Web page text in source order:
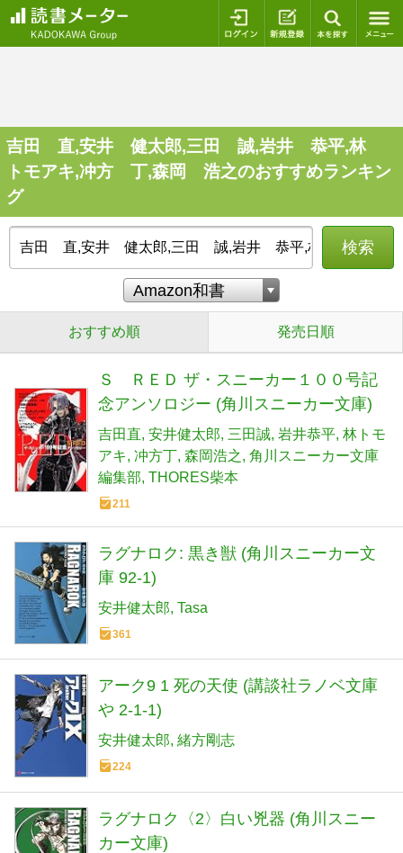
ログイン 新規登録
吉田 直,安井 健太郎,三田 誠,岩井 恭平,林
トモアキ,冲方 丁,森岡 浩之のおすすめランキン
グ
検索
おすすめ順 発売日順
Ｓ ＲＥＤ ザ・スニーカー１００号記
念アンソロジー (角川スニーカー文庫)
吉田直 安井健太郎 三田誠 岩井恭平 林トモ
アキ 冲方丁 森岡浩之 角川スニーカー文庫
編集部 THORES柴本
211
ラグナロク: 黒き獣 (角川スニーカー文
庫 92-1)
安井健太郎 Tasa
361
アーク9 1 死の天使 (講談社ラノベ文庫
や 2-1-1)
安井健太郎 緒方剛志
224
ラグナロク〈2〉白い兇器 (角川スニー
カー文庫)